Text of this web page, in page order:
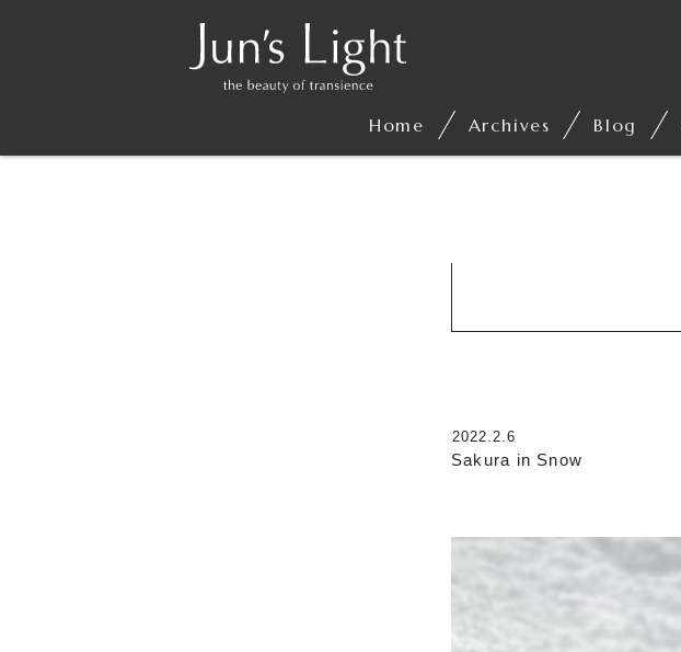
Home Archives Blog
2022.2.6
Sakura in Snow